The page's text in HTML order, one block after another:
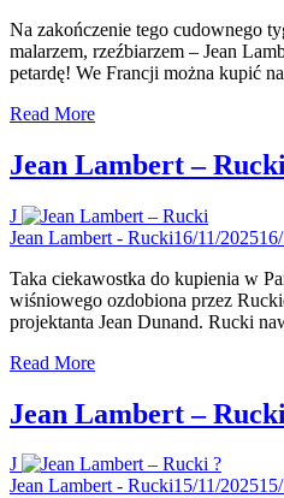
Na zakończenie tego cudownego
malarzem, rzeźbiarzem – Jean
petardę! We Francji można kupić
Read More
Jean Lambert – Rucki
J
Jean Lambert - Rucki16/11/2025
Taka ciekawostka do kupienia w
wiśniowego ozdobiona przez
projektanta Jean Dunand. Rucki
Read More
Jean Lambert –
J
Jean Lambert - Rucki15/11/2025